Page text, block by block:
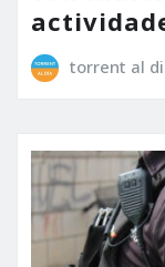
torrent al